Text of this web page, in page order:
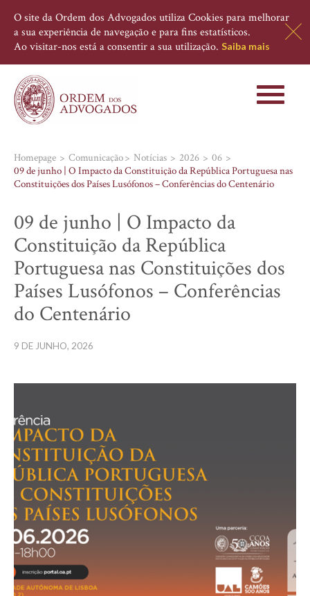
O site da Ordem dos Advogados utiliza Cookies para melhorar
a sua experiência de navegação e para fins estatísticos.
Ao visitar-nos está a consentir a sua utilização. Saiba mais
Toggle
Homepage Comunicação Notícias 2026
06
09 de junho | O Impacto da Constituição da República Portuguesa nas
Constituições dos Países Lusófonos – Conferências do Centenário
09 de junho | O Impacto da
Constituição da República
Portuguesa nas Constituições dos
Países Lusófonos – Conferências
do Centenário
9 DE JUNHO, 2026